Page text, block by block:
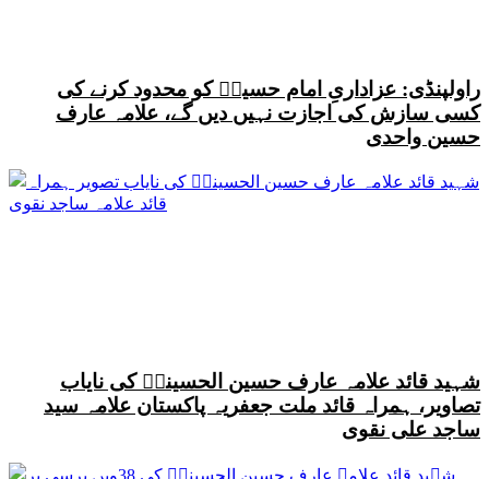
راولپنڈی: عزاداریِ امام حسینؑ کو محدود کرنے کی
کسی سازش کی اجازت نہیں دیں گے، علامہ عارف
حسین واحدی
شہید قائد علامہ عارف حسین الحسینیؒ کی نایاب
تصاویر، ہمراہ قائد ملت جعفریہ پاکستان علامہ سید
ساجد علی نقوی